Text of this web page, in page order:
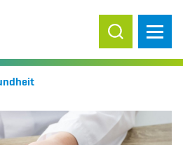
Suche ein-/